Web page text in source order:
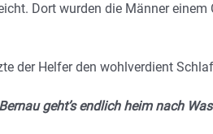
Dort wurden die Männer
der Helfer den wohlverdient
geht’s endlich heim nach